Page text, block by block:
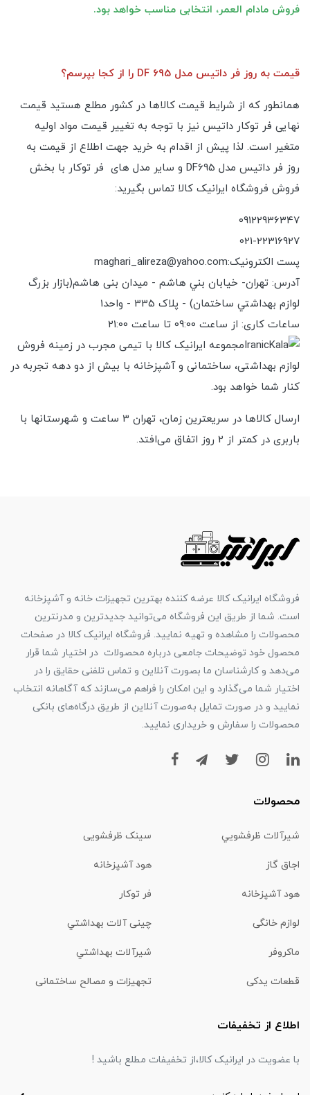
فروش مادام العمر، انتخابی مناسب خواهد بود.
قیمت به روز فر داتیس مدل DF 695 را از کجا بپرسم؟
همانطور که از شرایط قیمت کالاها در کشور مطلع هستید قیمت
نهایی فر توکار داتیس نیز با توجه به تغییر قیمت مواد اولیه
متغیر است. لذا پیش از اقدام به خرید جهت اطلاع از قیمت به
روز فر داتیس مدل DF695 و سایر مدل های فر توکار با بخش
فروش فروشگاه ایرانیک کالا تماس بگیرید:
09122936347
021-22316927
پست الکترونیک:maghari_alireza@yahoo.com
آدرس: تهران- خیابان بني هاشم - میدان بنی هاشم(بازار بزرگ
لوازم بهداشتي ساختمان) - پلاک 335 - واحد1
ساعات کاری: از ساعت 09:00 تا ساعت 21:00
مجموعه ایرانیک کالا با تیمی مجرب در زمینه فروش
لوازم بهداشتی، ساختمانی و آشپزخانه با بیش از دو دهه تجربه در
کنار شما خواهد بود.
ارسال کالاها در سریعترین زمان، تهران 3 ساعت و شهرستانها با
باربری در کمتر از 2 روز اتفاق می‌افتد.
فروشگاه ایرانیک کالا عرضه کننده بهترین تجهیزات خانه و آشپزخانه
است. شما از طریق این فروشگاه می‌توانید جدیدترین و مدرنترین
محصولات را مشاهده و تهیه نمایید. فروشگاه ایرانیک کالا در صفحات
محصول خود توضیحات جامعی درباره محصولات در اختیار شما قرار
می‌دهد و کارشناسان ما بصورت آنلاین و تماس تلفنی حقایق را در
اختیار شما می‌گذارد و این امکان را فراهم می‌سازند که آگاهانه انتخاب
نمایید و در صورت تمایل به‌صورت آنلاین از طریق درگاه‌های بانکی
محصولات را سفارش و خریداری نمایید.
محصولات
شیرآلات ظرفشويي سینک ظرفشویی
اجاق گاز هود آشپزخانه
هود آشپزخانه فر توکار
لوازم خانگی چینی آلات بهداشتي
ماكروفر شیرآلات بهداشتي
قطعات یدکی تجهیزات و مصالح ساختمانی
اطلاع از تخفیفات
با عضویت در ایرانیک کالا،از تخفیفات مطلع باشید !